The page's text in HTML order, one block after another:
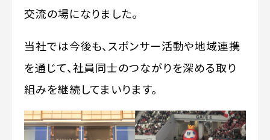
交流の場になりました。
当社では今後も、スポンサー活動や地域連携
を通じて、社員同士のつながりを深める取り
組みを継続してまいります。